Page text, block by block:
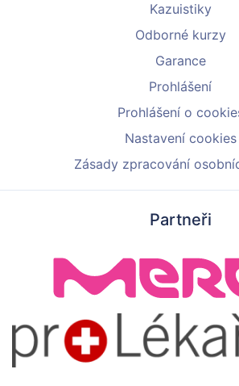
Kazuistiky
Odborné kurzy
Garance
Prohlášení
Prohlášení o
Nastavení cookies
Zásady zpracování
Partneři